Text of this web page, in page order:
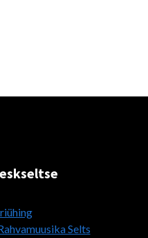
Selts